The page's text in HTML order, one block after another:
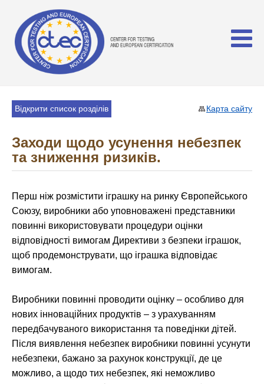
Карта сайту
Відкрити список розділів
Заходи щодо усунення небезпек
та зниження ризиків.
Перш ніж розмістити іграшку на ринку Європейського
Союзу, виробники або уповноважені представники
повинні використовувати процедури оцінки
відповідності вимогам Директиви з безпеки іграшок,
щоб продемонструвати, що іграшка відповідає
вимогам.
Виробники повинні проводити оцінку – особливо для
нових інноваційних продуктів – з урахуванням
передбачуваного використання та поведінки дітей.
Після виявлення небезпек виробники повинні усунути
небезпеки, бажано за рахунок конструкції, де це
можливо, а щодо тих небезпек, які неможливо